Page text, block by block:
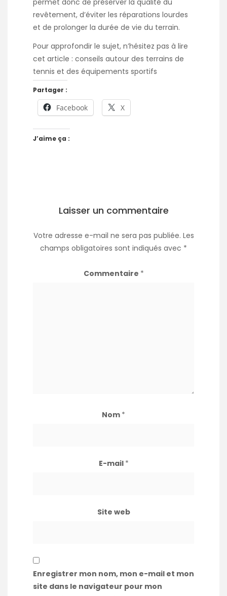
permet donc de préserver la qualité du
revêtement, d’éviter les réparations lourdes
et de prolonger la durée de vie du terrain.
Pour approfondir le sujet, n’hésitez pas à lire
cet article : conseils autour des terrains de
tennis et des équipements sportifs
Partager :
Facebook X
J’aime ça :
Laisser un commentaire
Votre adresse e-mail ne sera pas publiée. Les
champs obligatoires sont indiqués avec *
Commentaire *
Nom *
E-mail *
Site web
Enregistrer mon nom, mon e-mail et mon
site dans le navigateur pour mon